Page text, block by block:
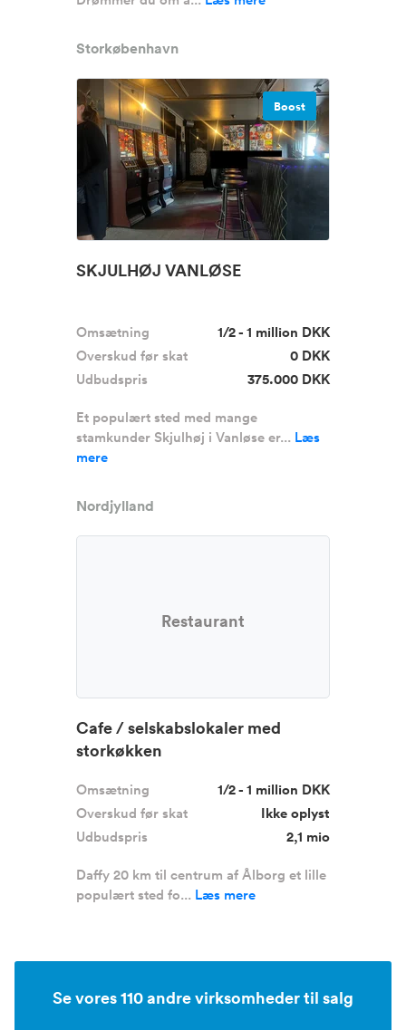
Storkøbenhavn
Boost
SKJULHØJ VANLØSE
Omsætning
1/2 - 1 million DKK
Overskud før skat
0 DKK
Udbudspris
375.000 DKK
Et populært sted med mange
stamkunder Skjulhøj i Vanløse er... Læs
mere
Nordjylland
Restaurant
Cafe / selskabslokaler med
storkøkken
Omsætning
1/2 - 1 million DKK
Overskud før skat
Ikke oplyst
Udbudspris
2,1 mio
Daffy 20 km til centrum af Ålborg et lille
populært sted fo... Læs mere
Se vores 110 andre virksomheder til salg